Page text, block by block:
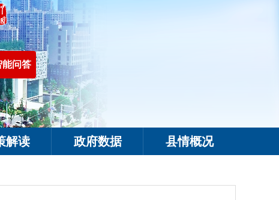
能问答
解读 政府数据 县情概况